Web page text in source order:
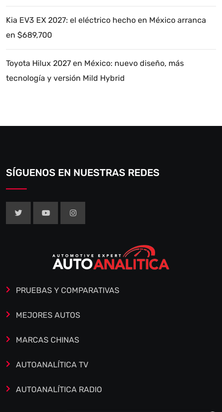
Kia EV3 EX 2027: el eléctrico hecho en México arranca
en $689,700
Toyota Hilux 2027 en México: nuevo diseño, más
tecnología y versión Mild Hybrid
SÍGUENOS EN NUESTRAS REDES
PRUEBAS Y COMPARATIVAS
MEJORES AUTOS
MARCAS CHINAS
AUTOANALÍTICA TV
AUTOANALÍTICA RADIO